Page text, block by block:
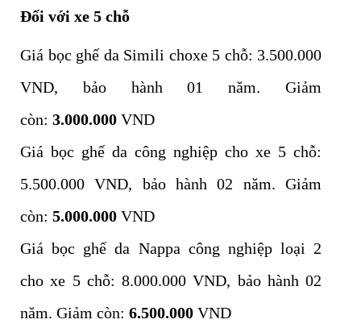
Đối với xe 5 chỗ
Giá bọc ghế da Simili choxe 5 chỗ: 3.500.000
VND, bảo hành 01 năm. Giảm
còn: 3.000.000 VND
Giá bọc ghế da công nghiệp cho xe 5 chỗ:
5.500.000 VND, bảo hành 02 năm. Giảm
còn: 5.000.000 VND
Giá bọc ghế da Nappa công nghiệp loại 2
cho xe 5 chỗ: 8.000.000 VND, bảo hành 02
năm. Giảm còn: 6.500.000 VND